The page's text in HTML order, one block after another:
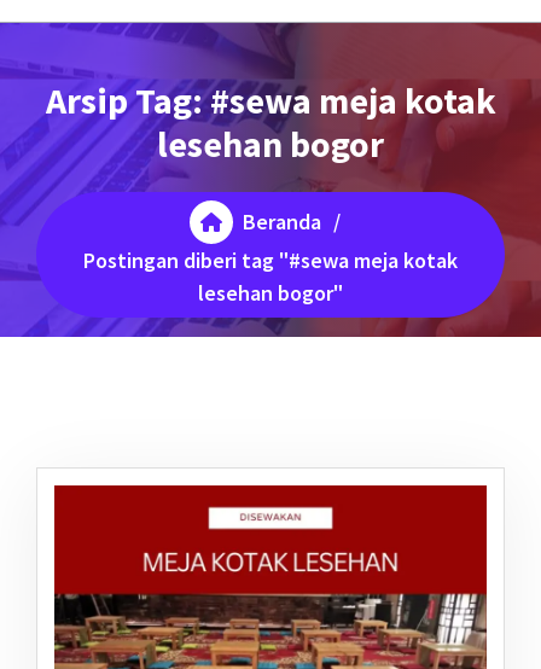
Arsip Tag: #sewa meja kotak
lesehan bogor
Beranda /
Postingan diberi tag "#sewa meja kotak
lesehan bogor"